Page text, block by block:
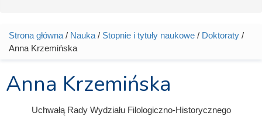
Jesteś tutaj
Strona główna / Nauka / Stopnie i tytuły naukowe / Doktoraty /
Anna Krzemińska
Anna Krzemińska
Uchwałą Rady Wydziału Filologiczno-Historycznego